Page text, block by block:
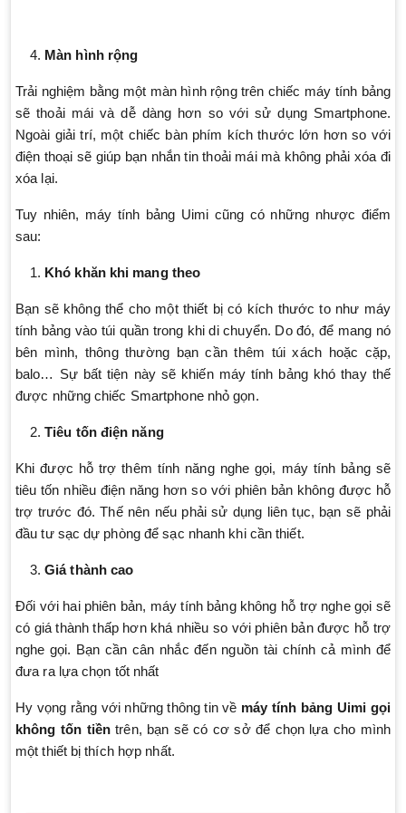
Màn hình rộng
Trải nghiệm bằng một màn hình rộng trên chiếc máy tính bảng
sẽ thoải mái và dễ dàng hơn so với sử dụng Smartphone.
Ngoài giải trí, một chiếc bàn phím kích thước lớn hơn so với
điện thoại sẽ giúp bạn nhắn tin thoải mái mà không phải xóa đi
xóa lại.
Tuy nhiên, máy tính bảng Uimi cũng có những nhược điểm
sau:
Khó khăn khi mang theo
Bạn sẽ không thể cho một thiết bị có kích thước to như máy
tính bảng vào túi quần trong khi di chuyển. Do đó, để mang nó
bên mình, thông thường bạn cần thêm túi xách hoặc cặp,
balo… Sự bất tiện này sẽ khiến máy tính bảng khó thay thế
được những chiếc Smartphone nhỏ gọn.
Tiêu tốn điện năng
Khi được hỗ trợ thêm tính năng nghe gọi, máy tính bảng sẽ
tiêu tốn nhiều điện năng hơn so với phiên bản không được hỗ
trợ trước đó. Thế nên nếu phải sử dụng liên tục, bạn sẽ phải
đầu tư sạc dự phòng để sạc nhanh khi cần thiết.
Giá thành cao
Đối với hai phiên bản, máy tính bảng không hỗ trợ nghe gọi sẽ
có giá thành thấp hơn khá nhiều so với phiên bản được hỗ trợ
nghe gọi. Bạn cần cân nhắc đến nguồn tài chính cả mình để
đưa ra lựa chọn tốt nhất
Hy vọng rằng với những thông tin về máy tính bảng Uimi gọi
không tốn tiềntrên, bạn sẽ có cơ sở để chọn lựa cho mình
một thiết bị thích hợp nhất.